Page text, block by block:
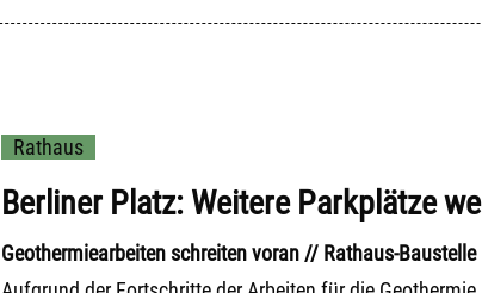
Rathaus
Berliner Platz: Weitere Parkplätze
Geothermiearbeiten schreiten voran // Rathaus-